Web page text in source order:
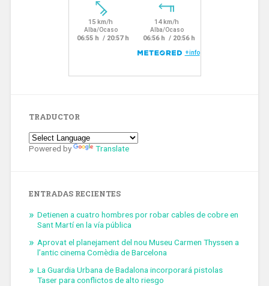
TRADUCTOR
Powered by Translate
ENTRADAS RECIENTES
Detienen a cuatro hombres por robar cables de cobre en
Sant Martí en la vía pública
Aprovat el planejament del nou Museu Carmen Thyssen a
l’antic cinema Comèdia de Barcelona
La Guardia Urbana de Badalona incorporará pistolas
Taser para conflictos de alto riesgo